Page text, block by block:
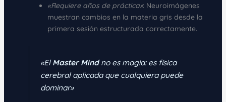
«Requiere años de práctica»: Neuroimágenes
muestran cambios en la materia gris desde la
primera sesión estructurada correctamente.
«El Master Mindno es magia: es física
cerebral aplicada que cualquiera puede
dominar»